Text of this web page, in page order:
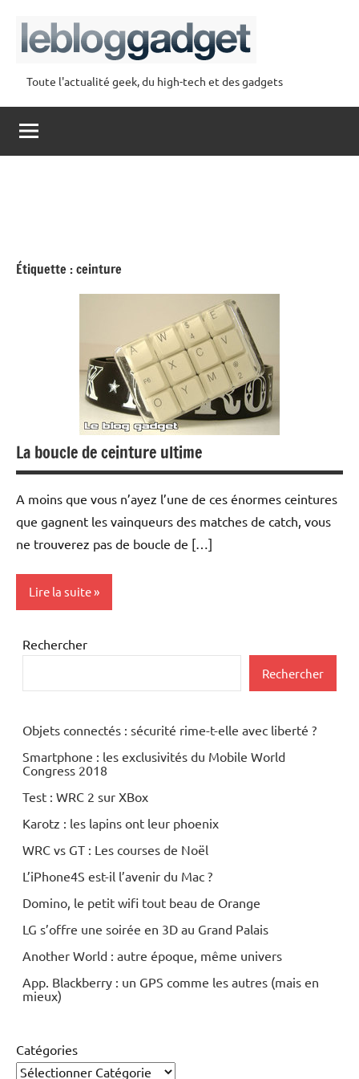
contenu
lebloggadget
Toute l'actualité geek, du high-tech et des gadgets
Étiquette :ceinture
La boucle de ceinture ultime
A moins que vous n’ayez l’une de ces énormes ceintures
que gagnent les vainqueurs des matches de catch, vous
ne trouverez pas de boucle de […]
Lire la suite
Inclassables
Rechercher
Rechercher
Objets connectés : sécurité rime-t-elle avec liberté ?
Smartphone : les exclusivités du Mobile World
Congress 2018
Test : WRC 2 sur XBox
Karotz : les lapins ont leur phoenix
WRC vs GT : Les courses de Noël
L’iPhone4S est-il l’avenir du Mac ?
Domino, le petit wifi tout beau de Orange
LG s’offre une soirée en 3D au Grand Palais
Another World : autre époque, même univers
App. Blackberry : un GPS comme les autres (mais en
mieux)
Catégories